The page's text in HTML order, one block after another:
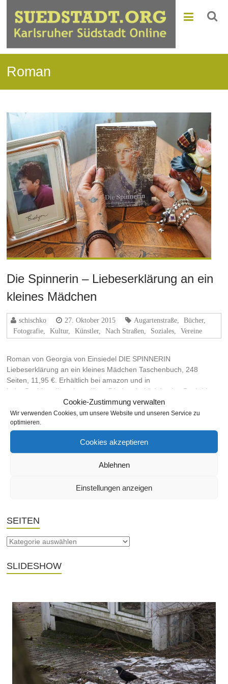
Cookie-Zustimmung verwalten
Wir verwenden Cookies, um unsere Website und unseren Service zu
optimieren.
Cookies akzeptieren
Ablehnen
Einstellungen anzeigen
Roman
Die Spinnerin – Liebeserklärung an ein
kleines Mädchen
schischko 27. Oktober 2015 Augartenstraße Bücher,
Fotografie
Kultur, Künstler, Nach Straßen Soziales Vereine
Roman von Georgia von Einsiedel DIE SPINNERIN
Liebeserklärung an ein kleines Mädchen Taschenbuch, 248
Seiten, 11,95 €. Erhältlich bei amazon und in
jeder Buchhandlung bestellbar. Direkt erhältlich ist das Buch hier.
ISBN: 978-3-00-050304-7 Publisher: condoc – Verlag Südstadt
Weiterlesen
SEITEN
SLIDESHOW